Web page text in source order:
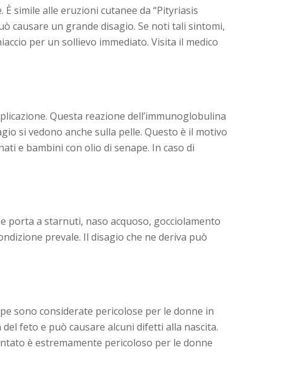
simile alle eruzioni cutanee da “Pityriasis
causare un grande disagio. Se noti tali sintomi,
per un sollievo immediato. Visita il medico
Questa reazione dell’immunoglobulina
si vedono anche sulla pelle. Questo è il motivo
e bambini con olio di senape. In caso di
porta a starnuti, naso acquoso, gocciolamento
prevale. Il disagio che ne deriva può
sono considerate pericolose per le donne in
feto e può causare alcuni difetti alla nascita.
è estremamente pericoloso per le donne